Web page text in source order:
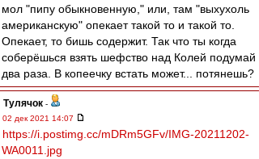
мол "пипу обыкновенную," или, там "выхухоль
американскую" опекает такой то и такой то.
Опекает, то бишь содержит. Так что ты когда
соберёшься взять шефство над Колей подумай
два раза. В копеечку встать может... потянешь?
Тулячок -
02 дек 2021 14:07
https://i.postimg.cc/mDRm5GFv/IMG-20211202-
WA0011.jpg